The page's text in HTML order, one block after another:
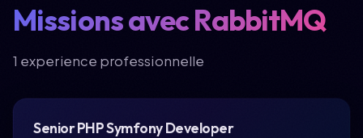
Missions avec RabbitMQ
1 experience professionnelle
Senior PHP Symfony Developer